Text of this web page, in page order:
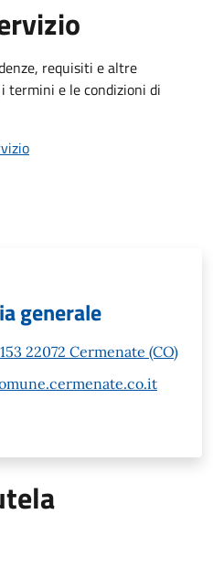
requisiti e altre
termini e le condizioni di
generale
22072 Cermenate (CO)